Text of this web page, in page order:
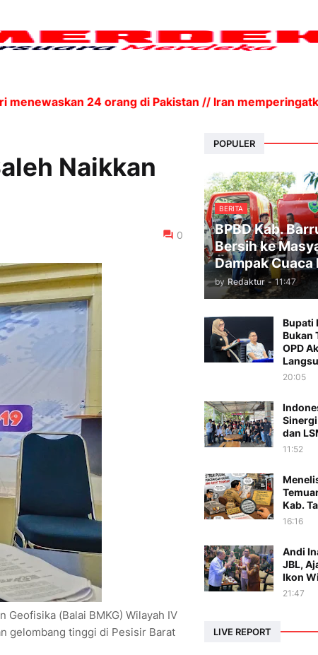
24 orang di Pakistan // Iran memperingatkan
Naikkan
0
(Balai BMKG) Wilayah IV
gelombang tinggi di Pesisir Barat
POPULER
BERITA
BPBD Kab.
Bersih ke
Dampak Cuaca
by Redaktur - 11:47
Bupati
Bukan
OPD
20:05
dan
11:52
Kab.
16:16
Andi
JBL,
Ikon
21:47
LIVE REPORT